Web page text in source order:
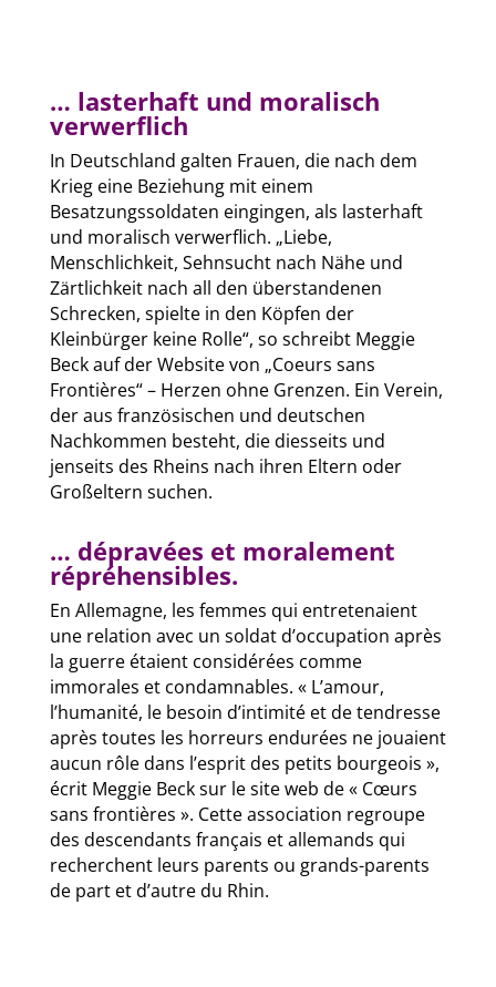
… lasterhaft und moralisch
verwerflich
In Deutschland galten Frauen, die nach dem
Krieg eine Beziehung mit einem
Besatzungssoldaten eingingen, als lasterhaft
und moralisch verwerflich. „Liebe,
Menschlichkeit, Sehnsucht nach Nähe und
Zärtlichkeit nach all den überstandenen
Schrecken, spielte in den Köpfen der
Kleinbürger keine Rolle“, so schreibt Meggie
Beck auf der Website von „Coeurs sans
Frontières“ – Herzen ohne Grenzen. Ein Verein,
der aus französischen und deutschen
Nachkommen besteht, die diesseits und
jenseits des Rheins nach ihren Eltern oder
Großeltern suchen.
… dépravées et moralement
répréhensibles.
En Allemagne, les femmes qui entretenaient
une relation avec un soldat d’occupation après
la guerre étaient considérées comme
immorales et condamnables. « L’amour,
l’humanité, le besoin d’intimité et de tendresse
après toutes les horreurs endurées ne jouaient
aucun rôle dans l’esprit des petits bourgeois »,
écrit Meggie Beck sur le site web de « Cœurs
sans frontières ». Cette association regroupe
des descendants français et allemands qui
recherchent leurs parents ou grands-parents
de part et d’autre du Rhin.